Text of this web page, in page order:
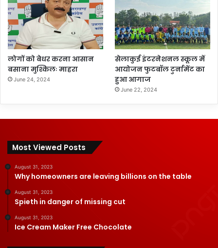
लोगों को बेधर करना आसान
बसाना मुश्किलः माहरा
June 24, 2024
सेलाकुई इंटरनेशनल स्कूल में
आयोजन फुटबॉल टुर्नामेंट का
हुआ आगाज
June 22, 2024
Most Viewed Posts
August 31, 2023
Why homeowners are leaving billions on the table
August 31, 2023
Spieth in danger of missing cut
August 31, 2023
Ice Cream Maker Free Chocolate